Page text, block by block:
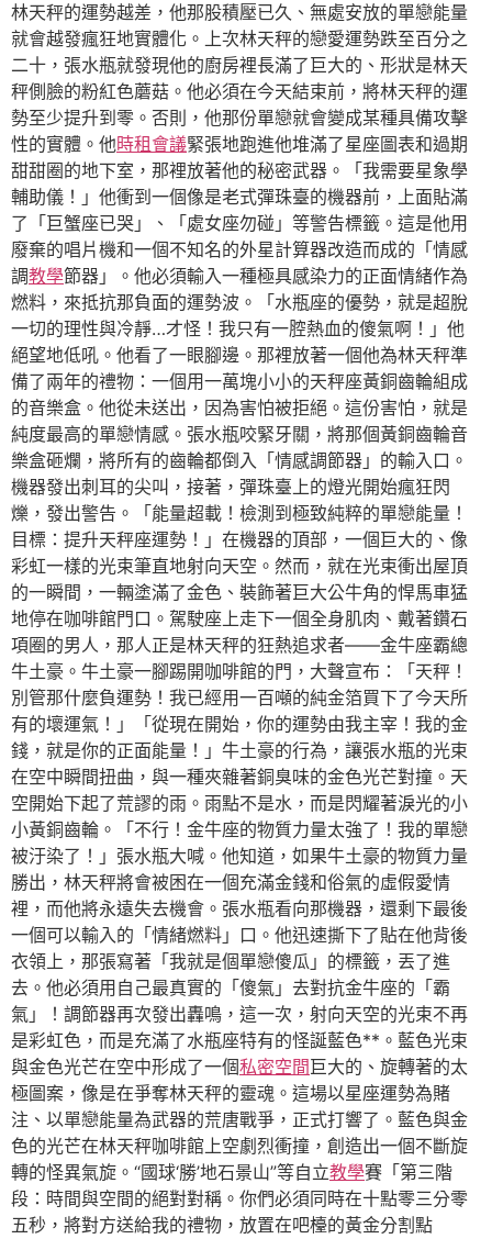
林天秤的運勢越差，他那股積壓已久、無處安放的單戀能量
就會越發瘋狂地實體化。上次林天秤的戀愛運勢跌至百分之
二十，張水瓶就發現他的廚房裡長滿了巨大的、形狀是林天
秤側臉的粉紅色蘑菇。他必須在今天結束前，將林天秤的運
勢至少提升到零。否則，他那份單戀就會變成某種具備攻擊
性的實體。他時租會議緊張地跑進他堆滿了星座圖表和過期
甜甜圈的地下室，那裡放著他的秘密武器。「我需要星象學
輔助儀！」他衝到一個像是老式彈珠臺的機器前，上面貼滿
了「巨蟹座已哭」、「處女座勿碰」等警告標籤。這是他用
廢棄的唱片機和一個不知名的外星計算器改造而成的「情感
調教學節器」。他必須輸入一種極具感染力的正面情緒作為
燃料，來抵抗那負面的運勢波。「水瓶座的優勢，就是超脫
一切的理性與冷靜…才怪！我只有一腔熱血的傻氣啊！」他
絕望地低吼。他看了一眼腳邊。那裡放著一個他為林天秤準
備了兩年的禮物：一個用一萬塊小小的天秤座黃銅齒輪組成
的音樂盒。他從未送出，因為害怕被拒絕。這份害怕，就是
純度最高的單戀情感。張水瓶咬緊牙關，將那個黃銅齒輪音
樂盒砸爛，將所有的齒輪都倒入「情感調節器」的輸入口。
機器發出刺耳的尖叫，接著，彈珠臺上的燈光開始瘋狂閃
爍，發出警告。「能量超載！檢測到極致純粹的單戀能量！
目標：提升天秤座運勢！」在機器的頂部，一個巨大的、像
彩虹一樣的光束筆直地射向天空。然而，就在光束衝出屋頂
的一瞬間，一輛塗滿了金色、裝飾著巨大公牛角的悍馬車猛
地停在咖啡館門口。駕駛座上走下一個全身肌肉、戴著鑽石
項圈的男人，那人正是林天秤的狂熱追求者——金牛座霸總
牛土豪。牛土豪一腳踢開咖啡館的門，大聲宣布：「天秤！
別管那什麼負運勢！我已經用一百噸的純金箔買下了今天所
有的壞運氣！」「從現在開始，你的運勢由我主宰！我的金
錢，就是你的正面能量！」牛土豪的行為，讓張水瓶的光束
在空中瞬間扭曲，與一種夾雜著銅臭味的金色光芒對撞。天
空開始下起了荒謬的雨。雨點不是水，而是閃耀著淚光的小
小黃銅齒輪。「不行！金牛座的物質力量太強了！我的單戀
被汙染了！」張水瓶大喊。他知道，如果牛土豪的物質力量
勝出，林天秤將會被困在一個充滿金錢和俗氣的虛假愛情
裡，而他將永遠失去機會。張水瓶看向那機器，還剩下最後
一個可以輸入的「情緒燃料」口。他迅速撕下了貼在他背後
衣領上，那張寫著「我就是個單戀傻瓜」的標籤，丟了進
去。他必須用自己最真實的「傻氣」去對抗金牛座的「霸
氣」！調節器再次發出轟鳴，這一次，射向天空的光束不再
是彩虹色，而是充滿了水瓶座特有的怪誕藍色**。藍色光束
與金色光芒在空中形成了一個私密空間巨大的、旋轉著的太
極圖案，像是在爭奪林天秤的靈魂。這場以星座運勢為賭
注、以單戀能量為武器的荒唐戰爭，正式打響了。藍色與金
色的光芒在林天秤咖啡館上空劇烈衝撞，創造出一個不斷旋
轉的怪異氣旋。“國球‘勝’地石景山”等自立教學賽「第三階
段：時間與空間的絕對對稱。你們必須同時在十點零三分零
五秒，將對方送給我的禮物，放置在吧檯的黃金分割點